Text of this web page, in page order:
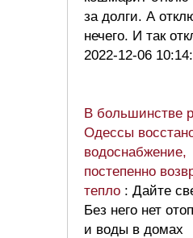
за долги. А
нечего. И так
2022-12-06
В большинстве
Одессы
водоснабжение,
постепенно
тепло : Дайте
Без него нет
и воды в домах